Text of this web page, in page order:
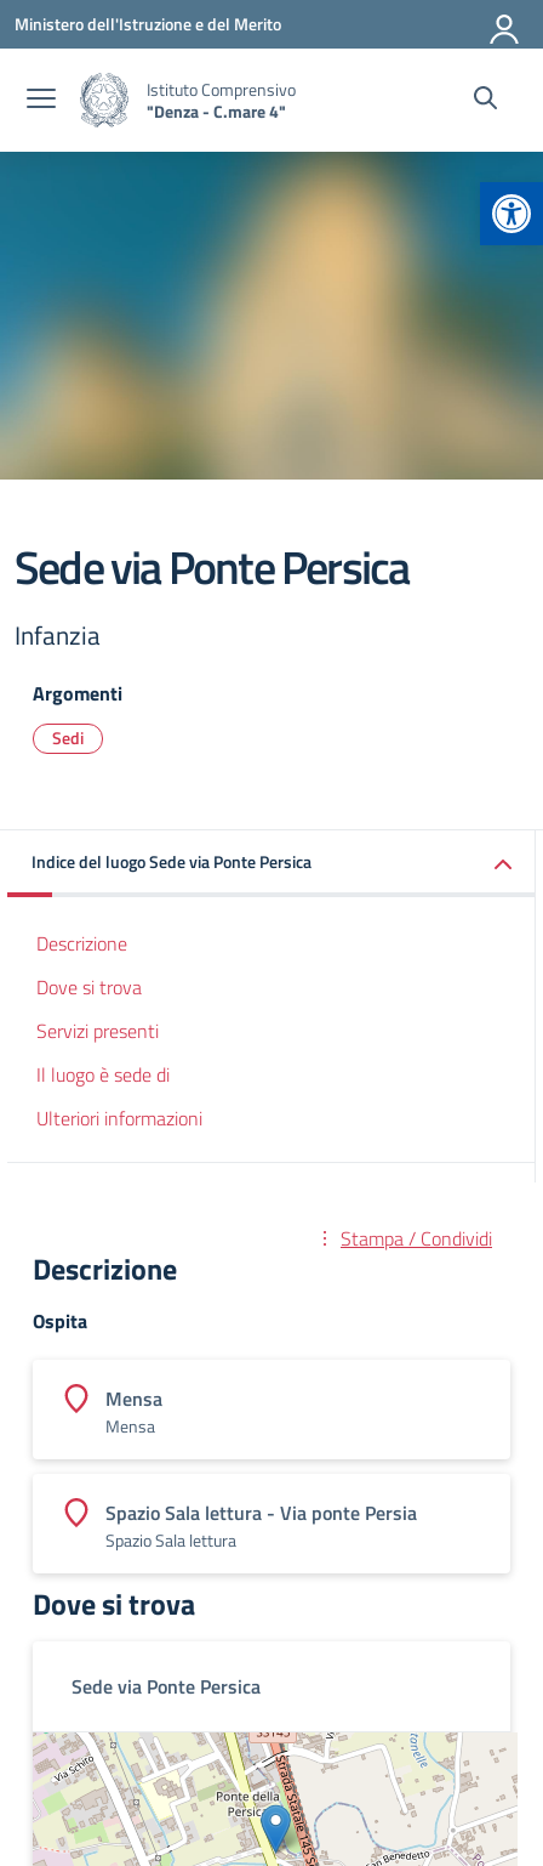
Vai ai contenuti
Vai al menu di navigazione
Vai al footer
Ministero dell'Istruzione e del Merito
Istituto Comprensivo
"Denza - C.mare 4"
Sede via Ponte Persica
Infanzia
Argomenti
Sedi
Indice del luogo Sede via Ponte Persica
Descrizione
Dove si trova
Servizi presenti
Il luogo è sede di
Ulteriori informazioni
Stampa / Condividi
Descrizione
Ospita
Mensa
Mensa
Spazio Sala lettura - Via ponte Persia
Spazio Sala lettura
Dove si trova
Sede via Ponte Persica